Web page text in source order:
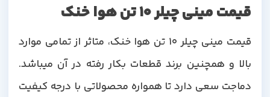
قیمت مینی چیلر 10 تن هوا خنک
قیمت مینی چیلر 10 تن هوا خنک، متاثر از تمامی موارد
بالا و همچنین برند قطعات بکار رفته در آن میباشد.
دماجت سعی دارد تا همواره محصولاتی با درجه کیفیت